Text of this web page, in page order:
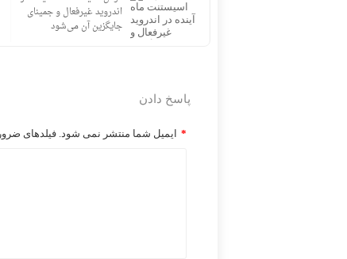
اندروید غیرفعال و جمینای
جایگزین آن می‌شود
پاسخ دادن
ایمیل شما منتشر نمی شود. فیلدهای *